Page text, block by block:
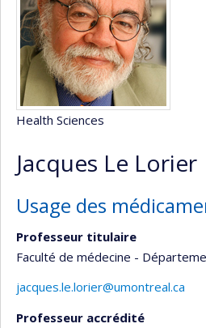
Health Sciences
Jacques Le Lorier
Usage des
Professeur titulaire
Faculté de médecine -
jacques.le.lorier@umontreal.ca
Professeur accrédité